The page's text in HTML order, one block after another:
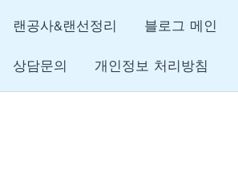
랜공사&랜선정리 블로그 메인
상담문의 개인정보 처리방침
탐